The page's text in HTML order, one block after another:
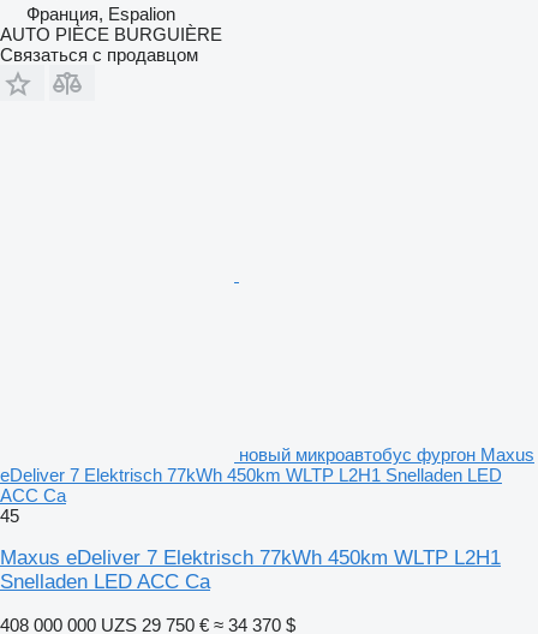
Франция, Espalion
AUTO PIÈCE BURGUIÈRE
Связаться с продавцом
новый микроавтобус фургон Maxus
eDeliver 7 Elektrisch 77kWh 450km WLTP L2H1 Snelladen LED
ACC Ca
45
Maxus eDeliver 7 Elektrisch 77kWh 450km WLTP L2H1
Snelladen LED ACC Ca
408 000 000 UZS 29 750 € ≈ 34 370 $